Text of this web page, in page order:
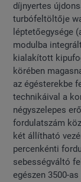
díjnyertes
turbófeltöltője
léptetőegysége
modulba
kialakított
körében
az égésterekbe
technikáival a
négyszelepes
fordulatszám
két állítható
percenkénti
sebességváltó
egészen 3500-